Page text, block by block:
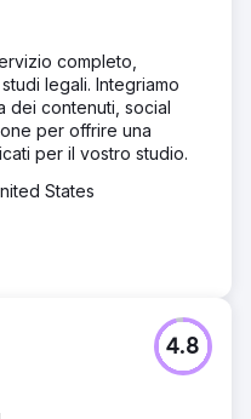
completo,
legali. Integriamo
dei contenuti, social
per offrire una
per il vostro studio.
States
4.8